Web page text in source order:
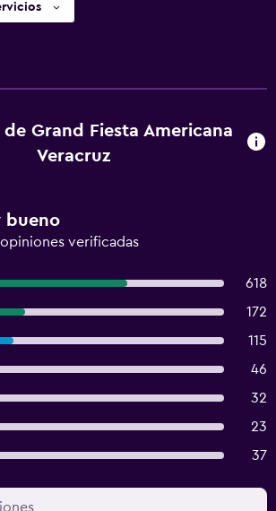
Grand Fiesta Americana
Veracruz
bueno
verificadas
618
172
115
46
32
23
37